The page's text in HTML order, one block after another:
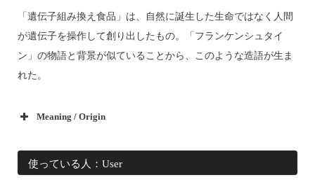
「遺伝子組み換え食品」は、自然に誕生した生命ではなく人間
が遺伝子を操作して創り出したもの。「フランケンシュタイ
ン」の物語と背景が似ていることから、このような造語が生ま
れた。
Meaning / Origin
使っている人：User